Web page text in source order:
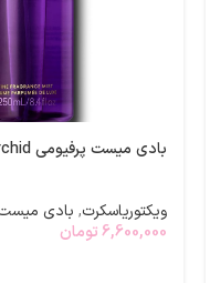
بادی میست پرفیومی very sexy orchid
ویکتوریاسکرت, بادی
6,600,000تومان